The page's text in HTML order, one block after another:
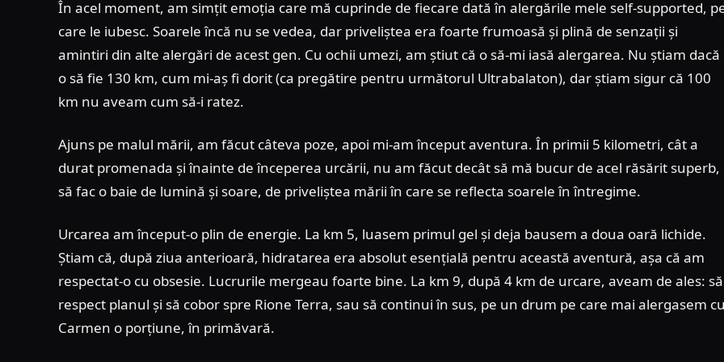
În acel moment, am simțit emoția care mă cuprinde de fiecare dată în alergările mele self-supported,
care le iubesc. Soarele încă nu se vedea, dar priveliștea era foarte frumoasă și plină de senzații și
amintiri din alte alergări de acest gen. Cu ochii umezi, am știut că o să-mi iasă alergarea. Nu știam dacă
o să fie 130 km, cum mi-aș fi dorit (ca pregătire pentru următorul Ultrabalaton), dar știam sigur că 100
km nu aveam cum să-i ratez.
Ajuns pe malul mării, am făcut câteva poze, apoi mi-am început aventura. În primii 5 kilometri, cât a
durat promenada și înainte de începerea urcării, nu am făcut decât să mă bucur de acel răsărit superb,
să fac o baie de lumină și soare, de priveliștea mării în care se reflecta soarele în întregime.
Urcarea am început-o plin de energie. La km 5, luasem primul gel și deja bausem a doua oară lichide.
Știam că, după ziua anterioară, hidratarea era absolut esențială pentru această aventură, așa că am
respectat-o cu obsesie. Lucrurile mergeau foarte bine. La km 9, după 4 km de urcare, aveam de ales: să
respect planul și să cobor spre Rione Terra, sau să continui în sus, pe un drum pe care mai alergasem
Carmen o porțiune, în primăvară.